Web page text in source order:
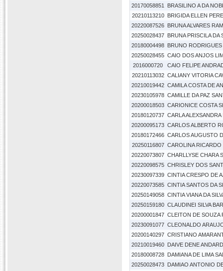
20170058851
BRASILINO A DA
20210113210
BRIGIDA ELLEN
20220087526 BRUNA ALVARES
20250028437 BRUNA PRISCILA DA
20180004498 BRUNO RODRIGUES
20250028455 CAIO DOS ANJOS
2016000720
CAIO FELIPE
20210113032 CALIANY VITORIA
20210019442 CAMILA COSTA DE
20230105978 CAMILLE DA PAZ
20200018503 CARIONICE COSTA
20180120737 CARLA
20200095173 CARLOS ALBERTO
20180172466 CARLOS AUGUSTO
20250116807 CAROLINA RICARDO
20220073807 CHARLLYSE CHARA
20220098575 CHRISLEY DOS
20230097339 CINTIA CRESPO DE
20220073585 CINTIA SANTOS DA
20250149058 CINTIA VIANA DA
20250159180 CLAUDINEI SILVA
20200001847 CLEITON DE SOUZA
20230091077 CLEONALDO
20200140297 CRISTIANO
20210019460 DAIVE DENE
20180008728 DAMIANA DE LIMA
20250028473 DAMIAO ANTONIO